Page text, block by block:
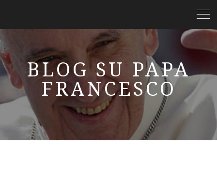
BLOG SU PAPA
FRANCESCO